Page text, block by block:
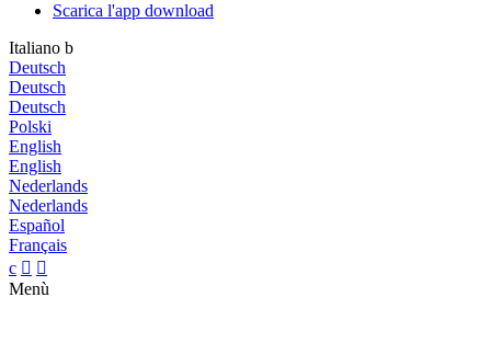
Scarica l'app download
Italiano b
Deutsch
Deutsch
Deutsch
Polski
English
English
Nederlands
Nederlands
Español
Français
c  
Menù